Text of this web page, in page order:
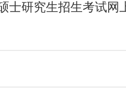
士研究生招生考试网